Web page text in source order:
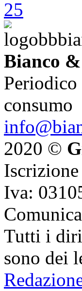
Bianco
consumo
2020 ©
Iva:
Tutti i
sono dei